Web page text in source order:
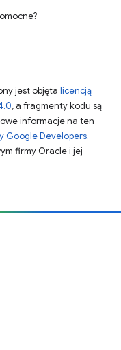
jest objęta licencją
, a fragmenty kodu są
informacje na ten
Google Developers.
firmy Oracle i jej